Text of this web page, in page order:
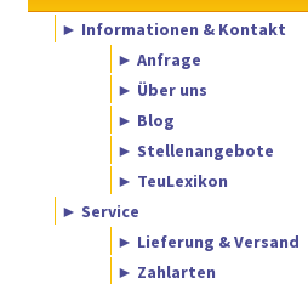
► Informationen & Kontakt
► Anfrage
► Über uns
► Blog
► Stellenangebote
► TeuLexikon
► Service
► Lieferung & Versand
► Zahlarten